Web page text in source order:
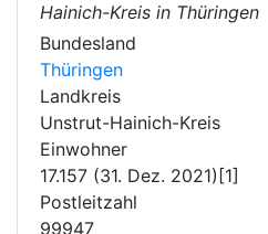
Hainich-Kreis in Thüringen
Bundesland
Thüringen
Landkreis
Unstrut-Hainich-Kreis
Einwohner
17.157 (31. Dez. 2021)[1]
Postleitzahl
99947